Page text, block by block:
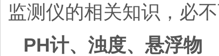
监测仪的相关知识，必
PH计、浊度、悬浮物